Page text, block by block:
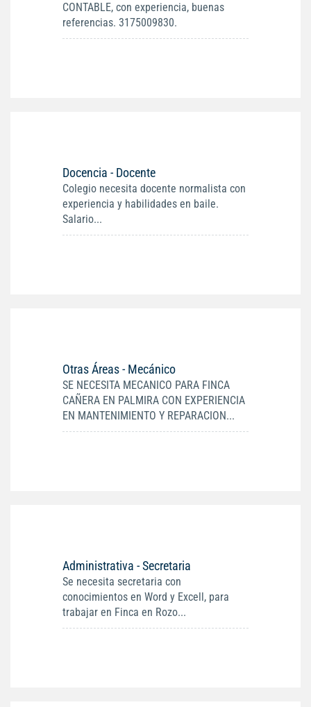
CONTABLE, con experiencia, buenas
referencias. 3175009830.
Docencia - Docente
Colegio necesita docente normalista con
experiencia y habilidades en baile.
Salario...
Otras Áreas - Mecánico
SE NECESITA MECANICO PARA FINCA
CAÑERA EN PALMIRA CON EXPERIENCIA
EN MANTENIMIENTO Y REPARACION...
Administrativa - Secretaria
Se necesita secretaria con
conocimientos en Word y Excell, para
trabajar en Finca en Rozo...